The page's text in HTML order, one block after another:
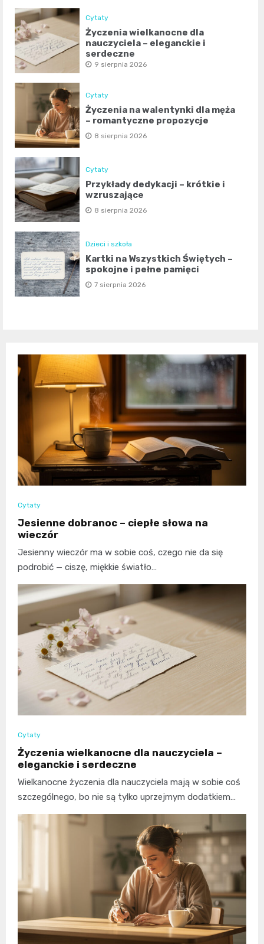
Cytaty
Życzenia wielkanocne dla
nauczyciela – eleganckie i
serdeczne
9 sierpnia 2026
Cytaty
Życzenia na walentynki dla męża
– romantyczne propozycje
8 sierpnia 2026
Cytaty
Przykłady dedykacji – krótkie i
wzruszające
8 sierpnia 2026
Dzieci i szkoła
Kartki na Wszystkich Świętych –
spokojne i pełne pamięci
7 sierpnia 2026
Cytaty
Jesienne dobranoc – ciepłe słowa na
wieczór
Jesienny wieczór ma w sobie coś, czego nie da się
podrobić — ciszę, miękkie światło…
Cytaty
Życzenia wielkanocne dla nauczyciela –
eleganckie i serdeczne
Wielkanocne życzenia dla nauczyciela mają w sobie coś
szczególnego, bo nie są tylko uprzejmym dodatkiem…